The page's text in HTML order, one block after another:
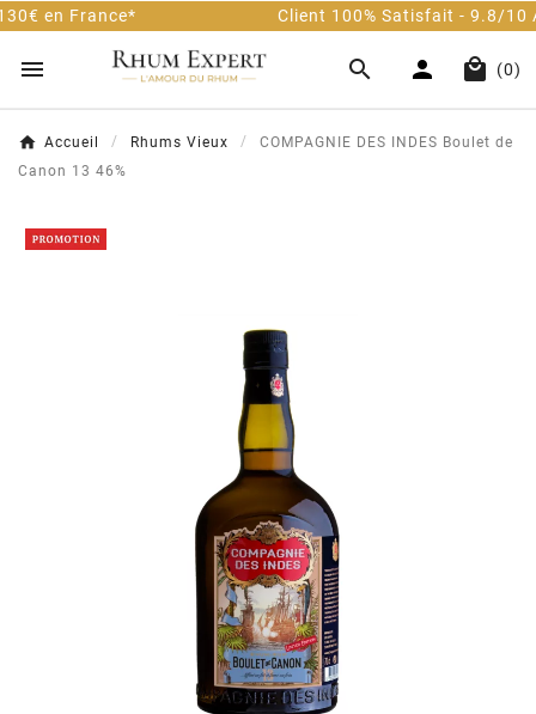
Client 100% Satisfait - 9.8/10 Avis Vérifiés
    (0)
Accueil Rhums Vieux
COMPAGNIE DES INDES Boulet de
Canon 13 46%